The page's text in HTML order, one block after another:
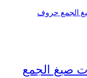
صيغ الجمع